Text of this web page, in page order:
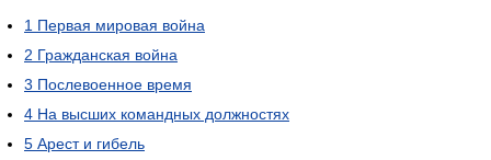
1 Первая мировая война
2 Гражданская война
3 Послевоенное время
4 На высших командных должностях
5 Арест и гибель